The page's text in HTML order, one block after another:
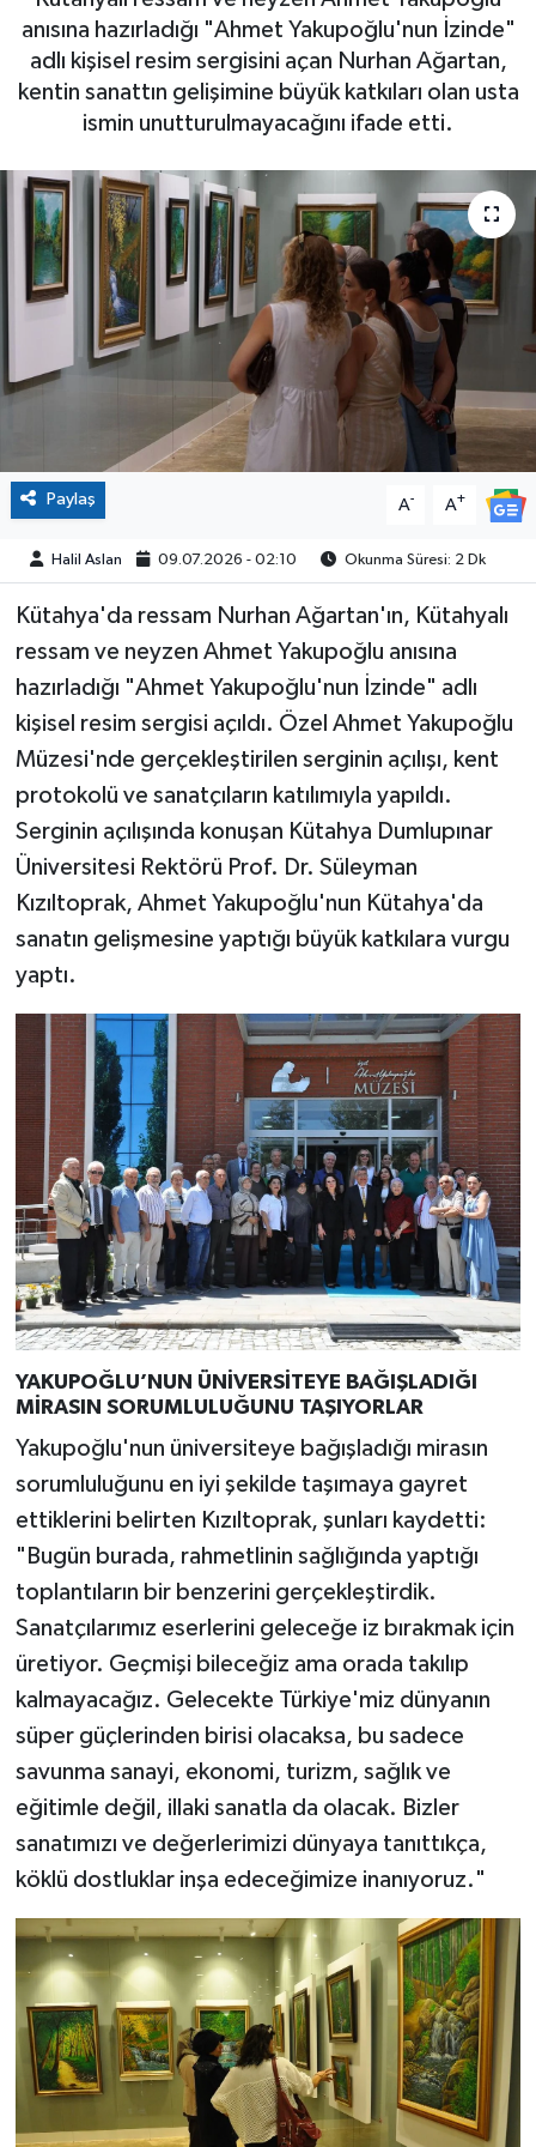
anısına hazırladığı "Ahmet Yakupoğlu'nun İzinde"
adlı kişisel resim sergisini açan Nurhan Ağartan,
kentin sanattın gelişimine büyük katkıları olan usta
ismin unutturulmayacağını ifade etti.
Paylaş A- A+
Halil Aslan 09.07.2026 - 02:10 Okunma Süresi: 2 Dk
Kütahya'da ressam Nurhan Ağartan'ın, Kütahyalı
ressam ve neyzen Ahmet Yakupoğlu anısına
hazırladığı "Ahmet Yakupoğlu'nun İzinde" adlı
kişisel resim sergisi açıldı. Özel Ahmet Yakupoğlu
Müzesi'nde gerçekleştirilen serginin açılışı, kent
protokolü ve sanatçıların katılımıyla yapıldı.
Serginin açılışında konuşan Kütahya Dumlupınar
Üniversitesi Rektörü Prof. Dr. Süleyman
Kızıltoprak, Ahmet Yakupoğlu'nun Kütahya'da
sanatın gelişmesine yaptığı büyük katkılara vurgu
yaptı.
YAKUPOĞLU’NUN ÜNİVERSİTEYE BAĞIŞLADIĞI
MİRASIN SORUMLULUĞUNU TAŞIYORLAR
Yakupoğlu'nun üniversiteye bağışladığı mirasın
sorumluluğunu en iyi şekilde taşımaya gayret
ettiklerini belirten Kızıltoprak, şunları kaydetti:
"Bugün burada, rahmetlinin sağlığında yaptığı
toplantıların bir benzerini gerçekleştirdik.
Sanatçılarımız eserlerini geleceğe iz bırakmak için
üretiyor. Geçmişi bileceğiz ama orada takılıp
kalmayacağız. Gelecekte Türkiye'miz dünyanın
süper güçlerinden birisi olacaksa, bu sadece
savunma sanayi, ekonomi, turizm, sağlık ve
eğitimle değil, illaki sanatla da olacak. Bizler
sanatımızı ve değerlerimizi dünyaya tanıttıkça,
köklü dostluklar inşa edeceğimize inanıyoruz."